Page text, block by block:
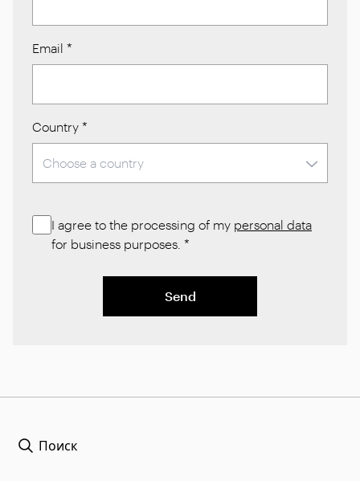
Email *
Country *
I agree to the processing of my personal data
for business purposes. *
Send
Поиск